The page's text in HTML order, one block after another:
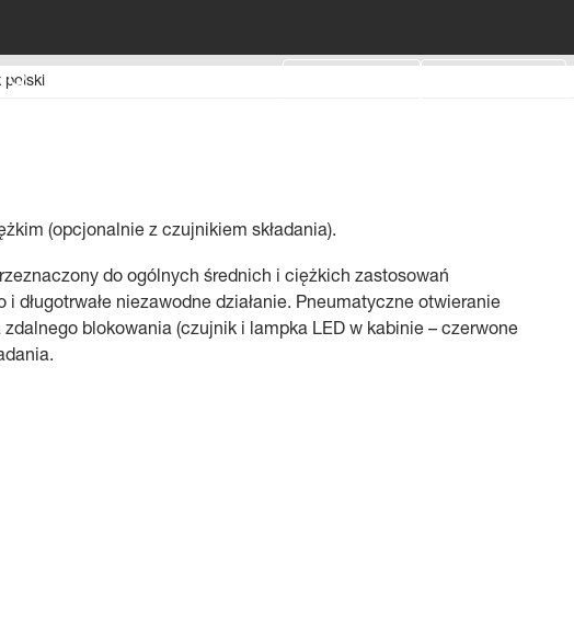
polski
(opcjonalnie z czujnikiem składania).
do ogólnych średnich i ciężkich zastosowań
niezawodne działanie. Pneumatyczne otwieranie
blokowania (czujnik i lampka LED w kabinie – czerwone